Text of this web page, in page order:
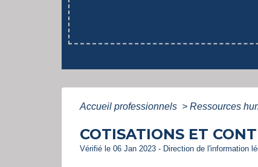
Accueil professionnels > Ressources
COTISATIONS ET
Vérifié le 06 Jan 2023 - Direction de l'information